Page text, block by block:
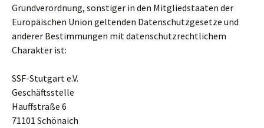
Grundverordnung, sonstiger in den Mitgliedstaaten der
Europäischen Union geltenden Datenschutzgesetze und
anderer Bestimmungen mit datenschutzrechtlichem
Charakter ist:
SSF-Stutgart e.V.
Geschäftsstelle
Hauffstraße 6
71101 Schönaich